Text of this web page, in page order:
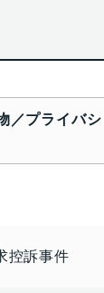
／プライバシ
控訴事件